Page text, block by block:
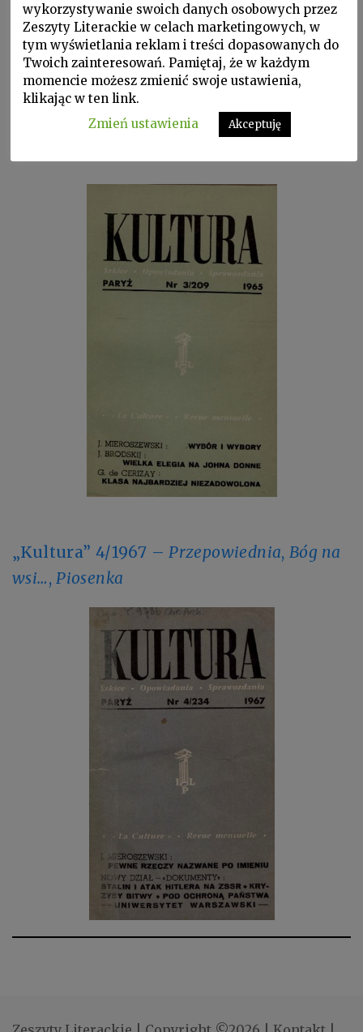
„Kultura” 3/1965 –Wielka elegia na Johna
„Kultura” 4/1967 –Przepowiednia,Bóg na
wsi…,Piosenka
wykorzystywanie swoich danych osobowych przez
Zeszyty Literackie w celach marketingowych, w
tym wyświetlania reklam i treści dopasowanych do
Twoich zainteresowań. Pamiętaj, że w każdym
momencie możesz zmienić swoje ustawienia,
klikając w ten link.
Zmień ustawienia
Akceptuję